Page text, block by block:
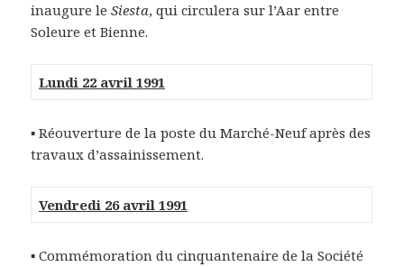
inaugure leSiesta, qui circulera sur l’Aar entre
Soleure et Bienne.
Lundi 22 avril 1991
▪ Réouverture de la poste du Marché-Neuf après des
travaux d’assainissement.
Vendredi 26 avril 1991
▪ Commémoration du cinquantenaire de la Société